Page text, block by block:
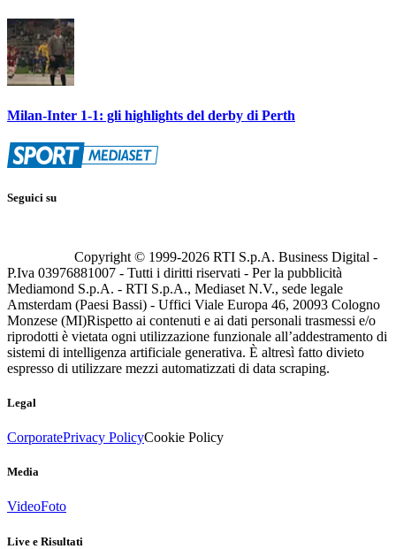
Milan-Inter 1-1: gli highlights del derby di Perth
Seguici su
Copyright © 1999-2026 RTI S.p.A. Business Digital -
P.Iva 03976881007 - Tutti i diritti riservati - Per la pubblicità
Mediamond S.p.A. - RTI S.p.A., Mediaset N.V., sede legale
Amsterdam (Paesi Bassi) - Uffici Viale Europa 46, 20093 Cologno
Monzese (MI)Rispetto ai contenuti e ai dati personali trasmessi e/o
riprodotti è vietata ogni utilizzazione funzionale all’addestramento di
sistemi di intelligenza artificiale generativa. È altresì fatto divieto
espresso di utilizzare mezzi automatizzati di data scraping.
Legal
CorporatePrivacy PolicyCookie Policy
Media
VideoFoto
Live e Risultati